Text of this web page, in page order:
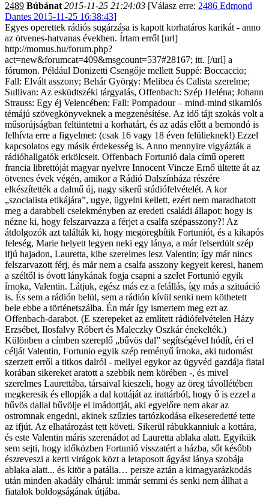
2489 Búbánat 2015-11-25 21:24:03 [Válasz erre: 2486 Edmond
Dantes 2015-11-25 16:38:43]
Egyes operettek rádiós sugárzása is kapott korhatáros karikát - anno
az ötvenes-hatvanas években. Írtam erről [url]
http://momus.hu/forum.php?
act=new&forumcat=409&msgcount=537#28167; itt. [/url] a
fórumon. Például Donizetti Csengője mellett Suppé: Boccaccio;
Fall: Elvált asszony; Behár György: Melibea és Calista szerelme;
Sullivan: Az esküdtszéki tárgyalás, Offenbach: Szép Heléna; Johann
Strauss: Egy éj Velencében; Fall: Pompadour – mind-mind sikamlós
témájú szövegkönyveknek a megzenésítése. Az idő tájt szokás volt a
műsorújságban feltüntetni a korhatárt, és az adás előtt a bemondó is
felhívta erre a figyelmet: (csak 16 vagy 18 éven felülieknek!) Ezzel
kapcsolatos egy másik érdekesség is. Anno mennyire vigyázták a
rádióhallgatók erkölcseit. Offenbach Fortunió dala című operett
francia librettóját magyar nyelvre Innocent Vincze Ernő ültette át az
ötvenes évek végén, amikor a Rádió Dalszínháza részére
elkészítették a dalmű új, nagy sikerű stúdiófelvételét. A kor
„szocialista etikájára”, ugye, ügyelni kellett, ezért nem maradhatott
meg a darabbeli cselekményben az eredeti családi állapot: hogy is
nézne ki, hogy felszarvazza a férjet a csalfa szépasszony?! Az
átdolgozók azt találták ki, hogy megöregbítik Fortuniót, és a kikapós
feleség, Marie helyett legyen neki egy lánya, a már felserdült szép
ifjú hajadon, Lauretta, kibe szerelmes lesz Valentin; így már nincs
felszarvazott férj, és már nem a csalfa asszony kegyeit keresi, hanem
a széltől is óvott lánykának fogja csapni a szelet Fortunió egyik
írnoka, Valentin. Látjuk, egész más ez a felállás, így más a szituáció
is. És sem a rádión belül, sem a rádión kívül senki nem köthetett
bele ebbe a történetszálba. Én már így ismertem meg ezt az
Offenbach-darabot. (E szerepeket az említett rádiófelvételen Házy
Erzsébet, Ilosfalvy Róbert és Maleczky Oszkár énekelték.)
Különben a címben szereplő „bűvös dal” segítségével hódít, éri el
célját Valentin, Fortunio egyik szép reményű írnoka, aki tudomást
szerzett erről a titkos dalról - mellyel egykor az ügyvéd gazdája fiatal
korában sikereket aratott a szebbik nem körében -, és mivel
szerelmes Laurettába, társaival kieszeli, hogy az öreg távollétében
megkeresik és ellopják a dal kottáját az irattárból, hogy ő is ezzel a
bűvös dallal bűvölje el imádottját, aki egyelőre nem akar az
ostromnak engedni, akinek szűzies tartózkodása elkeseredetté tette
az ifjút. Az elhatározást tett követi. Sikerül rábukkanniuk a kottára,
és este Valentin máris szerenádot ad Lauretta ablaka alatt. Egyikük
sem sejti, hogy időközben Fortunió visszatért a házba, sőt később
észreveszi a kerti virágok közt a letaposott ágyást lánya szobája
ablaka alatt... és kitör a patália… persze aztán a kimagyarázkodás
után minden akadály elhárul: immár semmi és senki nem állhat a
fiatalok boldogságának útjába.